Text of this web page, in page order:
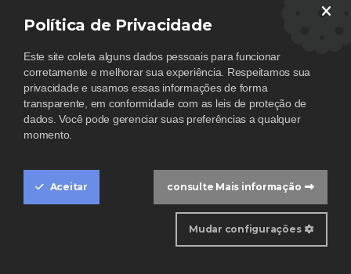
Cookie Box Settings
Política de Privacidade
Este site coleta alguns dados pessoais para funcionar
corretamente e melhorar sua experiência. Respeitamos sua
privacidade e usamos essas informações de forma
transparente, em conformidade com as leis de proteção de
dados. Você pode gerenciar suas preferências a qualquer
momento.
Aceitar consulte Mais informação
Mudar configurações